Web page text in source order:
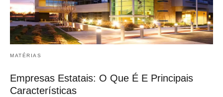
MATÉRIAS
Empresas Estatais: O Que É E Principais
Características